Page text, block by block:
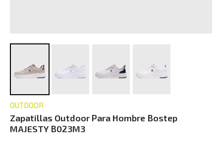
OUTDOOR
Zapatillas Outdoor Para Hombre Bostep
MAJESTY B023M3